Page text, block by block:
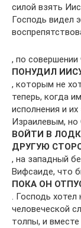
силой взять
Господь видел
, по совершении
ПОНУДИЛ
, которым не
теперь, когда
исполнения и
Израилевым, но
ВОЙТИ В
ДРУГУЮ
, на западный
Вифсаиде, что
ПОКА ОН
. Господь хотел
человеческой
толпы, и